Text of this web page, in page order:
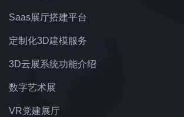
Saas展厅搭建平台
定制化3D建模服务
3D云展系统功能介绍
数字艺术展
VR党建展厅